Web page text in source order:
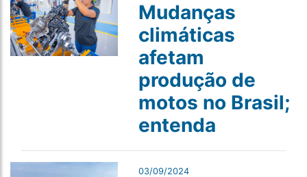
Mudanças
climáticas
afetam
produção de
motos no Brasil;
entenda
03/09/2024